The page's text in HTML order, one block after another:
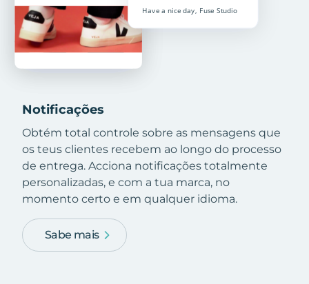
Notificações
Obtém total controle sobre as mensagens que
os teus clientes recebem ao longo do processo
de entrega. Acciona notificações totalmente
personalizadas, e com a tua marca, no
momento certo e em qualquer idioma.
Sabe mais